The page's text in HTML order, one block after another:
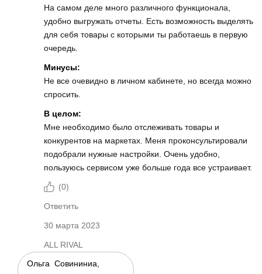
На самом деле много различного функционала,
удобно выгружать отчеты. Есть возможность выделять
для себя товары с которыми ты работаешь в первую
очередь.
Минусы:
Не все очевидно в личном кабинете, но всегда можно
спросить.
В целом:
Мне необходимо было отслеживать товары и
конкурентов на маркетах. Меня проконсультировали
подобрали нужные настройки. Очень удобно,
пользуюсь сервисом уже больше года все устраивает.
(0)
Ответить
30 марта 2023
ALL RIVAL